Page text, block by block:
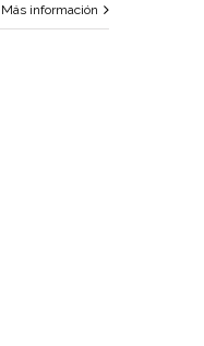
Más información